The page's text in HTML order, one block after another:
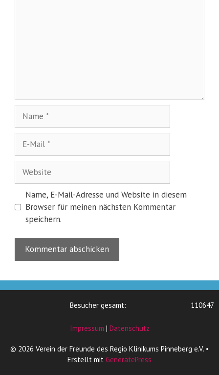
Mail
Name, E-Mail-Adresse und Website in diesem
Browser für meinen nächsten Kommentar
speichern.
110647
Besucher gesamt:
Impressum | Datenschutz
© 2026 Verein der Freunde des Regio Klinikums Pinneberg e.V. •
Erstellt mit GeneratePress